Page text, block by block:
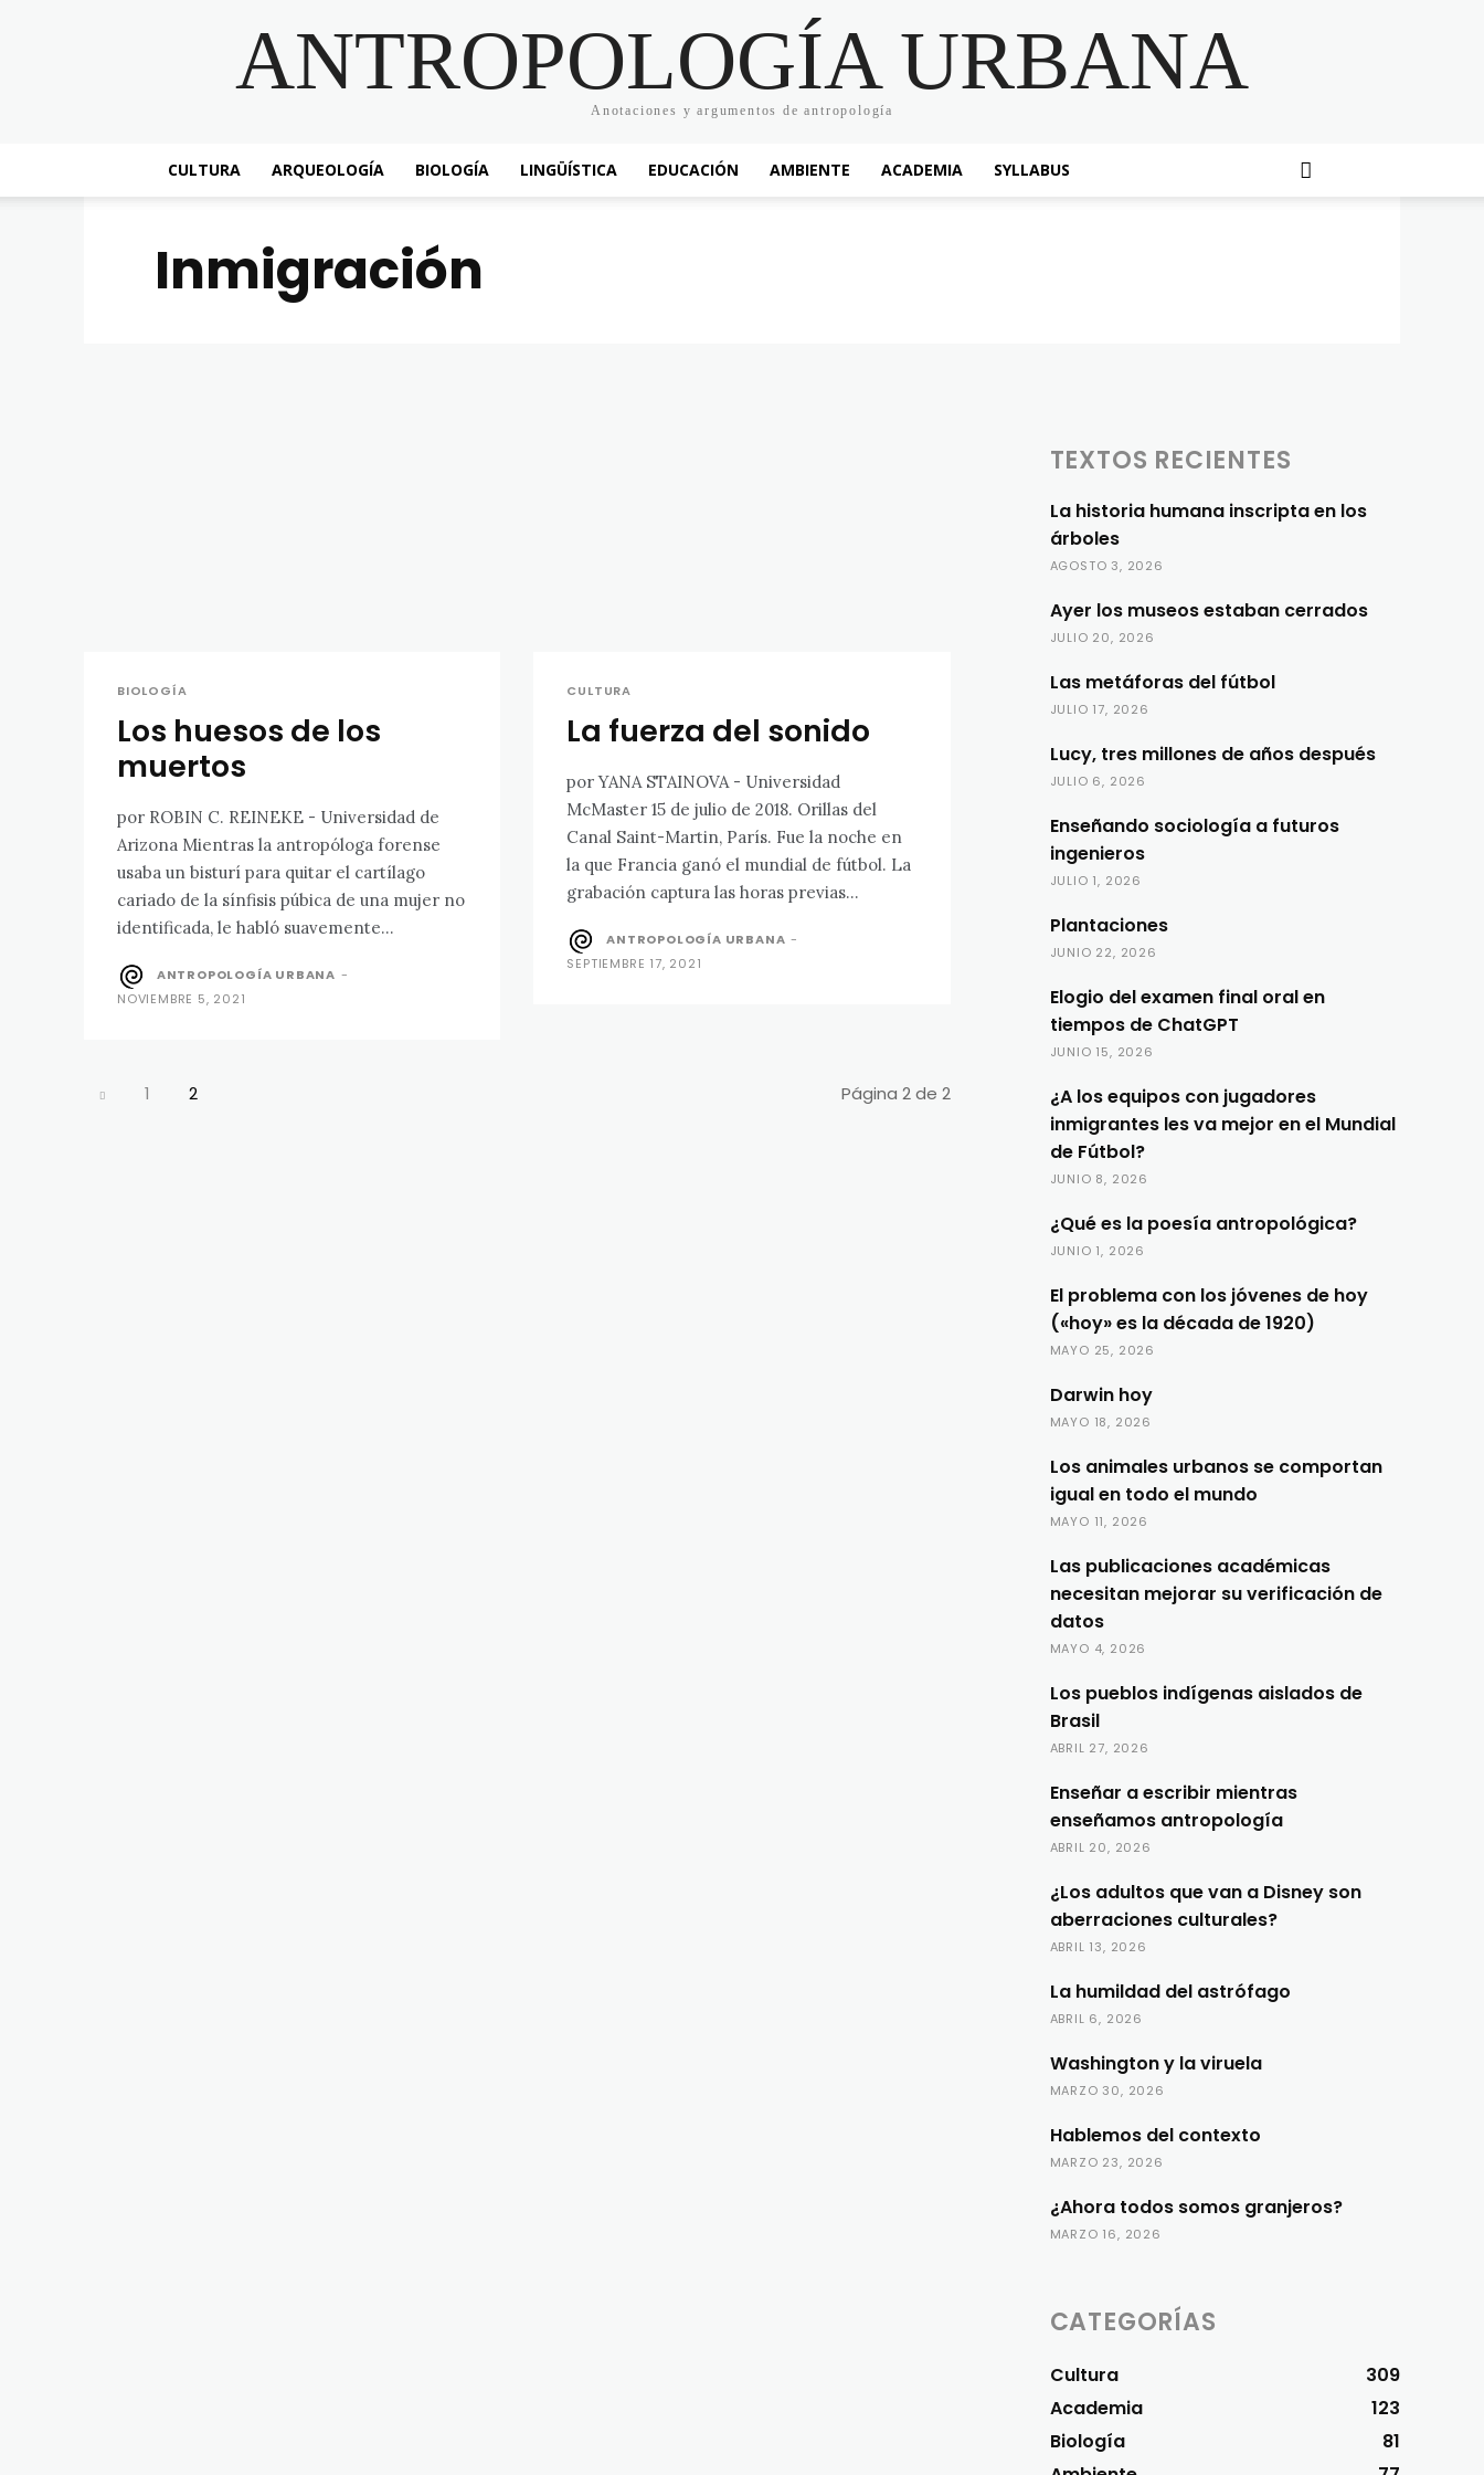
ANTROPOLOGÍA URBANA
Anotaciones y argumentos de antropología
CULTURA ARQUEOLOGÍA BIOLOGÍA LINGÜÍSTICA EDUCACIÓN AMBIENTE ACADEMIA SYLLABUS
Inmigración
BIOLOGÍA
Los huesos de los
muertos
por ROBIN C. REINEKE - Universidad de
Arizona Mientras la antropóloga forense
usaba un bisturí para quitar el cartílago
cariado de la sínfisis púbica de una mujer no
identificada, le habló suavemente...
ANTROPOLOGÍA URBANA -
NOVIEMBRE 5, 2021
CULTURA
La fuerza del sonido
por YANA STAINOVA - Universidad
McMaster 15 de julio de 2018. Orillas del
Canal Saint-Martin, París. Fue la noche en
la que Francia ganó el mundial de fútbol. La
grabación captura las horas previas...
ANTROPOLOGÍA URBANA -
SEPTIEMBRE 17, 2021
1 2 Página 2 de 2
TEXTOS RECIENTES
La historia humana inscripta en los
árboles
AGOSTO 3, 2026
Ayer los museos estaban cerrados
JULIO 20, 2026
Las metáforas del fútbol
JULIO 17, 2026
Lucy, tres millones de años después
JULIO 6, 2026
Enseñando sociología a futuros
ingenieros
JULIO 1, 2026
Plantaciones
JUNIO 22, 2026
Elogio del examen final oral en
tiempos de ChatGPT
JUNIO 15, 2026
¿A los equipos con jugadores
inmigrantes les va mejor en el Mundial
de Fútbol?
JUNIO 8, 2026
¿Qué es la poesía antropológica?
JUNIO 1, 2026
El problema con los jóvenes de hoy
(«hoy» es la década de 1920)
MAYO 25, 2026
Darwin hoy
MAYO 18, 2026
Los animales urbanos se comportan
igual en todo el mundo
MAYO 11, 2026
Las publicaciones académicas
necesitan mejorar su verificación de
datos
MAYO 4, 2026
Los pueblos indígenas aislados de
Brasil
ABRIL 27, 2026
Enseñar a escribir mientras
enseñamos antropología
ABRIL 20, 2026
¿Los adultos que van a Disney son
aberraciones culturales?
ABRIL 13, 2026
La humildad del astrófago
ABRIL 6, 2026
Washington y la viruela
MARZO 30, 2026
Hablemos del contexto
MARZO 23, 2026
¿Ahora todos somos granjeros?
MARZO 16, 2026
CATEGORÍAS
Cultura
309
Academia
123
Biología
81